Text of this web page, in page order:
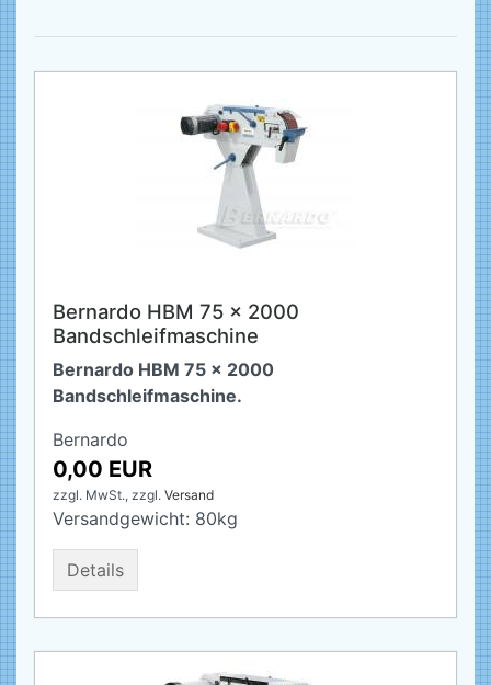
Bernardo HBM 75 x 2000
Bandschleifmaschine
Bernardo HBM 75 x 2000
Bandschleifmaschine.
Bernardo
0,00 EUR
zzgl. MwSt., zzgl. Versand
Versandgewicht: 80kg
Details